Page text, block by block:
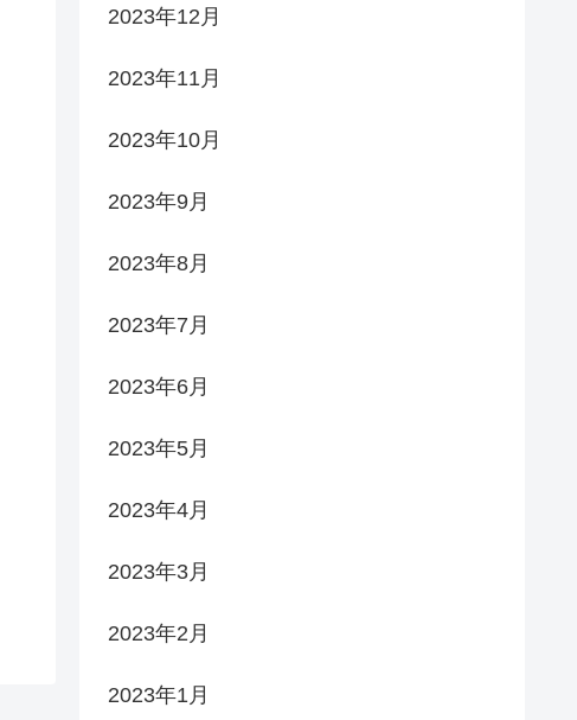
2023年12月
2023年11月
2023年10月
2023年9月
2023年8月
2023年7月
2023年6月
2023年5月
2023年4月
2023年3月
2023年2月
2023年1月